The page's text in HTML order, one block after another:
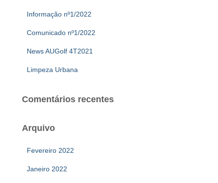
Informação nº1/2022
Comunicado nº1/2022
News AUGolf 4T2021
Limpeza Urbana
Comentários recentes
Arquivo
Fevereiro 2022
Janeiro 2022